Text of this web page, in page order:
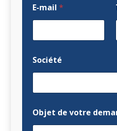
E-mail *
Société
Objet de votre